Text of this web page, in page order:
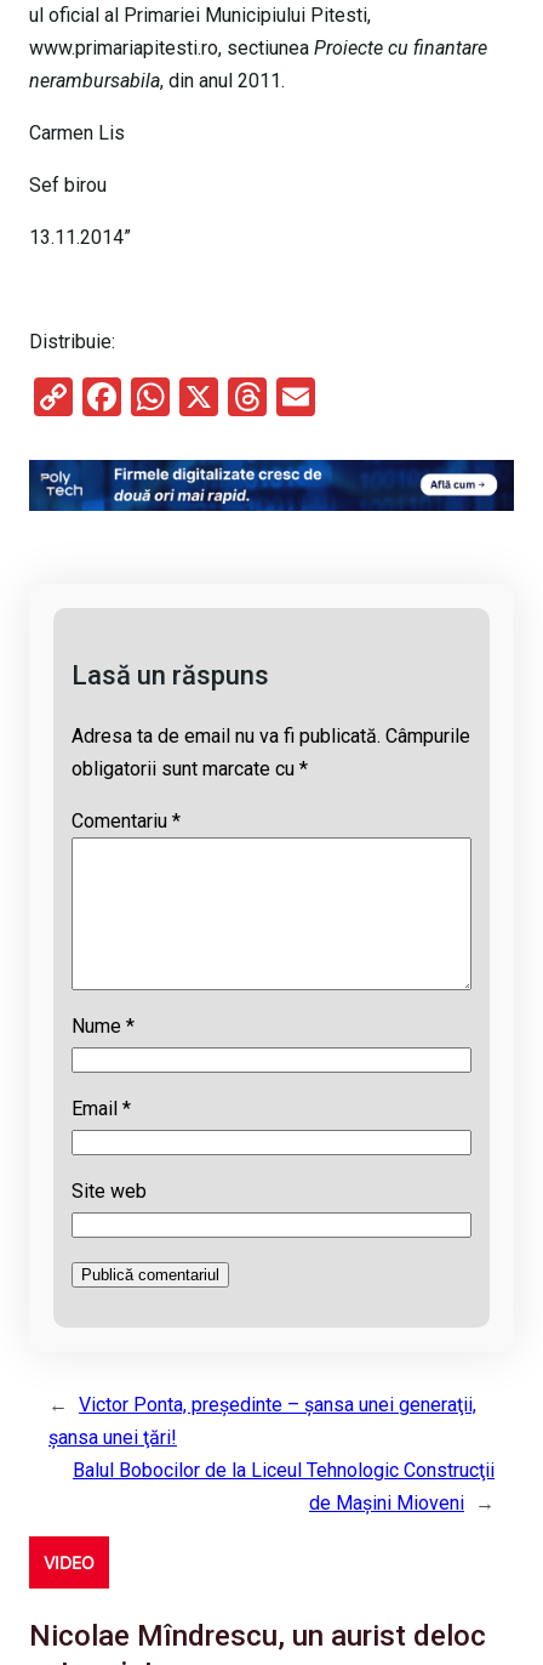
ul oficial al Primariei Municipiului Pitesti,
www.primariapitesti.ro, sectiunea Proiecte cu finantare
nerambursabila, din anul 2011.
Carmen Lis
Sef birou
13.11.2014”
Distribuie:
C
py
Li
F
ce
b
W
at
s
X
T
e
a
ail
Lasă un răspuns
Adresa ta de email nu va fi publicată. Câmpurile
obligatorii sunt marcate cu *
Comentariu *
Nume *
Email *
Site web
←
Victor Ponta, preşedinte – şansa unei generaţii,
şansa unei ţări!
Balul Bobocilor de la Liceul Tehnologic Construcţii
de Maşini Mioveni
→
VIDEO
Nicolae Mîndrescu, un aurist deloc